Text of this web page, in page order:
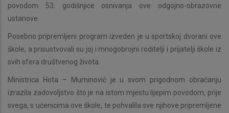
povodom 53. godišnjice osnivanja ove odgojno-obrazovne
ustanove.
Posebno pripremljeni program izveden je u sportskoj dvorani ove
škole, a prisustvovali su joj i mnogobrojni roditelji i prijatelji škole iz
svih sfera društvenog života.
Ministrica Hota – Muminović je u svom prigodnom obraćanju
izrazila zadovoljstvo što je na istom mjestu lijepim povodom, prije
svega, s učenicima ove škole, te pohvalila sve njihove pripremljene